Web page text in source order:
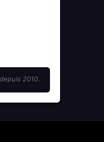
2010.